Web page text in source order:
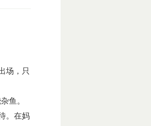
场，只
鱼。
。在妈